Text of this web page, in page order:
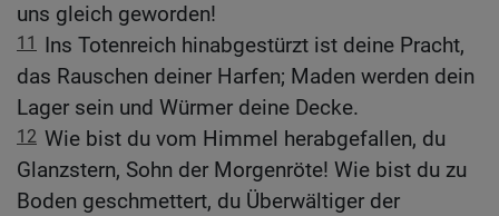
uns gleich geworden!
11
Ins Totenreich hinabgestürzt ist deine Pracht,
das Rauschen deiner Harfen; Maden werden dein
Lager sein und Würmer deine Decke.
12 Wie bist du vom Himmel herabgefallen, du
Glanzstern, Sohn der Morgenröte! Wie bist du zu
Boden geschmettert, du Überwältiger der